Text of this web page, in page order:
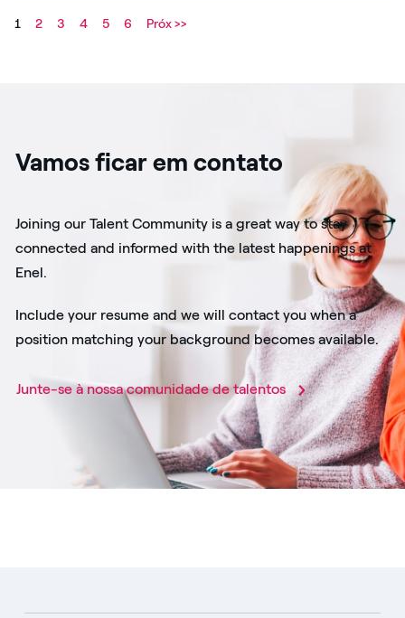
1 2 3 4 5 6 Próx >>
Vamos ficar em contato
Joining our Talent Community is a great way to stay
connected and informed with the latest happenings at
Enel.
Include your resume and we will contact you when a
position matching your background becomes available.
Junte-se à nossa comunidade de talentos